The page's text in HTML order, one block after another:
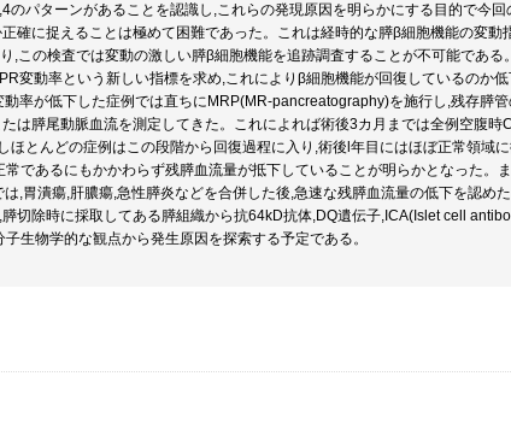
のパターンがあることを認識し,これらの発現原因を明らかにする目的で今
確に捉えることは極めて困難であった。これは経時的な膵β細胞機能の変動
,この検査では変動の激しい膵β細胞機能を追跡調査することが不可能である
変動率という新しい指標を求め,これによりβ細胞機能が回復しているのか
率が低下した症例では直ちにMRP(MR-pancreatography)を施行し,残存膵
は膵尾動脈血流を測定してきた。これによれば術後3カ月までは全例空腹時
ほとんどの症例はこの段階から回復過程に入り,術後l年目にはほぼ正常領域
であるにもかかわらず残膵血流量が抵下していることが明らかとなった。
,胃潰瘍,肝膿瘍,急性膵炎などを合併した後,急速な残膵血流量の低下を認め
切除時に採取してある膵組織から抗64kD抗体,DQ遺伝子,ICA(Islet cell
生物学的な観点から発生原因を探索する予定である。